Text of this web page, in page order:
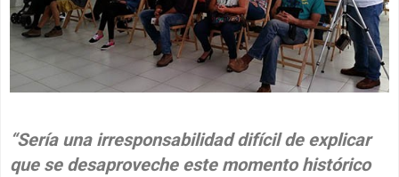
“Sería una irresponsabilidad difícil de explicar
que se desaproveche este momento histórico